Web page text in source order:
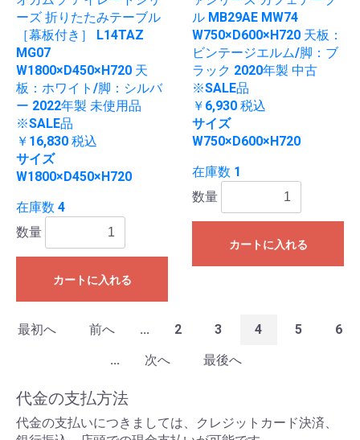
ーズ 折りたたみテーブル
［幕板付き］ L14TAZ
MG07
W1800×D450×H720 天
板：ホワイト/脚：シルバ
ー 2022年製 未使用品
※SALE品
￥16,830 税込
サイズ
W1800×D450×H720
在庫数 4
数量
カートに入れる
ル MB29AE MW74
W750×D600×H720 天板：
ビンテージエルム/脚：ブ
ラック 2020年製 中古
※SALE品
￥6,930 税込
サイズ
W750×D600×H720
在庫数 1
数量
カートに入れる
最初へ 前へ ... 2 3 4 5
6
...
次へ 最後へ
代金の支払方法
代金の支払いにつきましては、クレジットカード決済、